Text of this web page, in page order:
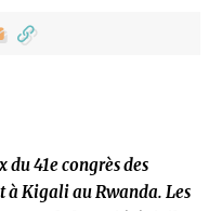
41e congrès des
à Kigali au Rwanda. Les